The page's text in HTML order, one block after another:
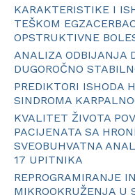
KARAKTERISTIKE I
TEŠKOM
OPSTRUKTIVNE
ANALIZA ODBIJANJA
DUGOROČNO
PREDIKTORI ISHODA
SINDROMA
KVALITET ŽIVOTA
PACIJENATA SA
SVEOBUHVATNA
17 UPITNIKA
REPROGRAMIRANJE
MIKROOKRUŽENJA U